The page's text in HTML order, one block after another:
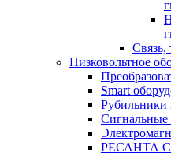
Связь,
Низковольтное
Smart
Рубильники
РЕСАНТА